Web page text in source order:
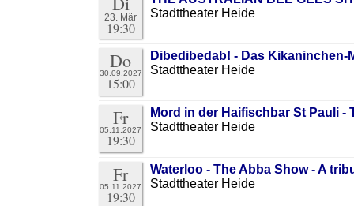
23. Mär
19:30
Stadttheater Heide
Do
30.09.2027
15:00
Dibedibedab! - Das Kikaninchen-
Stadttheater Heide
Fr
05.11.2027
19:30
Mord in der Haifischbar St Pauli -
Stadttheater Heide
Fr
05.11.2027
19:30
Waterloo - The Abba Show - A
Stadttheater Heide